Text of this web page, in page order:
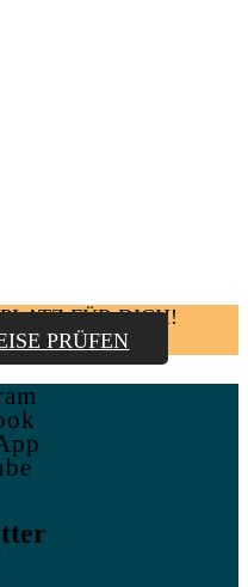
FÜR DICH!
PRÜFEN